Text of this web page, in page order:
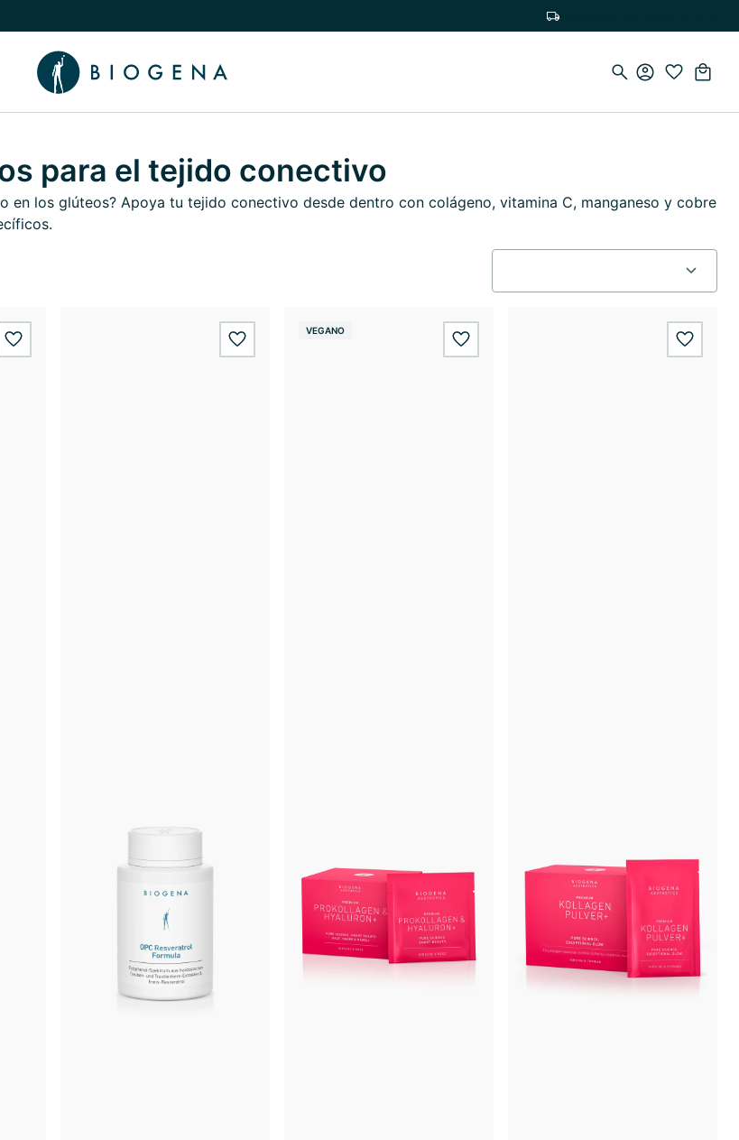
submenú de Conocimiento
para el tejido conectivo
en los glúteos? Apoya tu tejido conectivo desde dentro con colágeno, vitamina C, manganeso y cobre
wishlist.add wishlist.add
VEGANO
wishlist.add